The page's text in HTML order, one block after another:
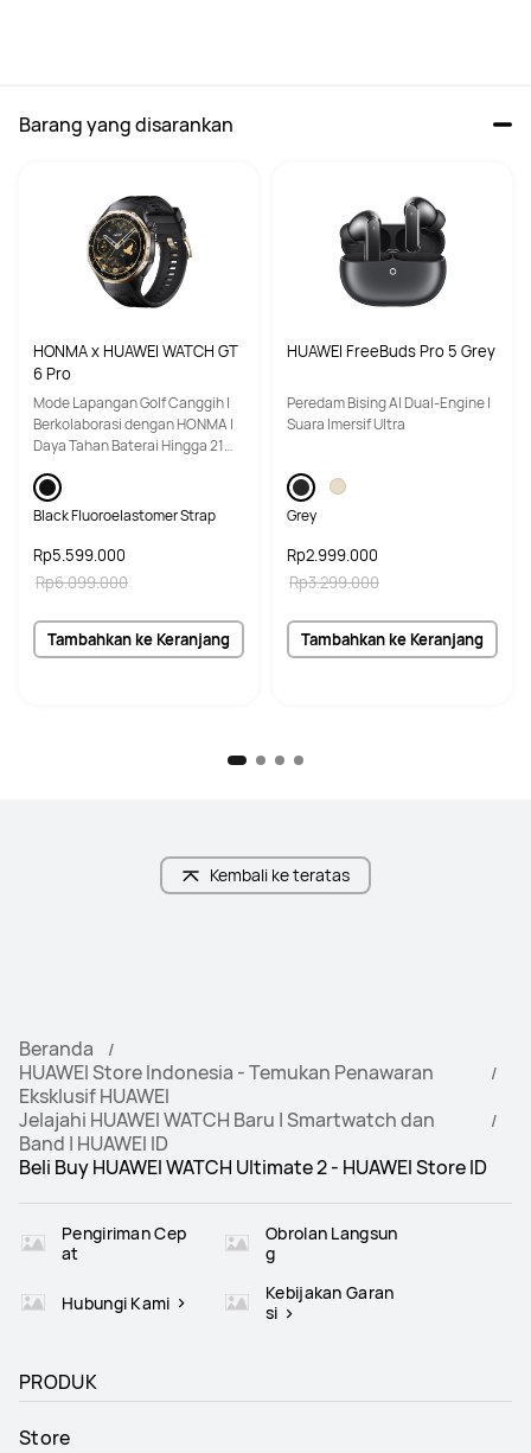
Barang yang disarankan
HONMA x HUAWEI WATCH GT
6 Pro
Mode Lapangan Golf Canggih |
Berkolaborasi dengan HONMA |
Daya Tahan Baterai Hingga 21
Black Fluoroelastomer Strap
Rp5.599.000
Rp6.099.000
Tambahkan ke Keranjang
HUAWEI FreeBuds Pro 5 Grey
Peredam Bising AI Dual-Engine |
Suara Imersif Ultra
Grey
Rp2.999.000
Rp3.299.000
Tambahkan ke Keranjang
Kembali ke teratas
Beranda
HUAWEI Store Indonesia - Temukan Penawaran
Eksklusif HUAWEI
Jelajahi HUAWEI WATCH Baru | Smartwatch dan
Band | HUAWEI ID
Beli Buy HUAWEI WATCH Ultimate 2 - HUAWEI Store ID
Pengiriman Cep
at
Obrolan Langsun
g
Hubungi Kami
Kebijakan Garan
si
PRODUK
Store